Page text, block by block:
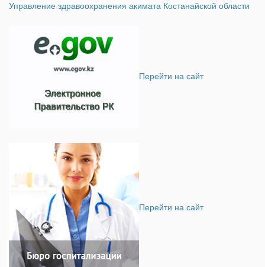
Управление здравоохранения акимата Костанайской области
Перейти на сайт
Перейти на сайт